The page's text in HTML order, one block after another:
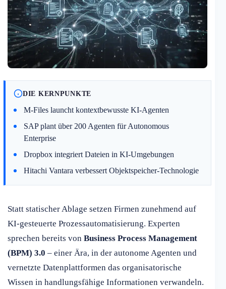
DIE KERNPUNKTE
M-Files launcht kontextbewusste KI-Agenten
SAP plant über 200 Agenten für Autonomous
Enterprise
Dropbox integriert Dateien in KI-Umgebungen
Hitachi Vantara verbessert Objektspeicher-Technologie
Statt statischer Ablage setzen Firmen zunehmend auf
KI-gesteuerte Prozessautomatisierung. Experten
sprechen bereits von Business Process Management
(BPM) 3.0 – einer Ära, in der autonome Agenten und
vernetzte Datenplattformen das organisatorische
Wissen in handlungsfähige Informationen verwandeln.